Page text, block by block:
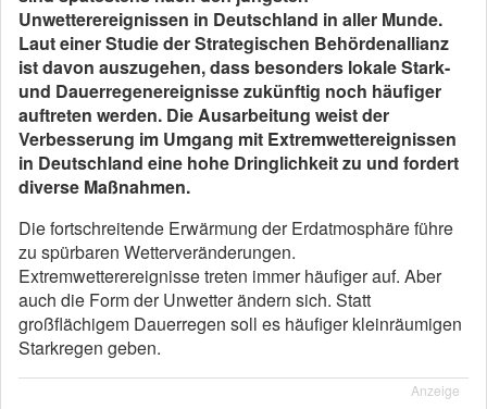
Unwetterereignissen in Deutschland in aller Munde.
Laut einer Studie der Strategischen Behördenallianz
ist davon auszugehen, dass besonders lokale Stark-
und Dauerregenereignisse zukünftig noch häufiger
auftreten werden. Die Ausarbeitung weist der
Verbesserung im Umgang mit Extremwettereignissen
in Deutschland eine hohe Dringlichkeit zu und fordert
diverse Maßnahmen.
Die fortschreitende Erwärmung der Erdatmosphäre führe
zu spürbaren Wetterveränderungen.
Extremwetterereignisse treten immer häufiger auf. Aber
auch die Form der Unwetter ändern sich. Statt
großflächigem Dauerregen soll es häufiger kleinräumigen
Starkregen geben.
Anzeige